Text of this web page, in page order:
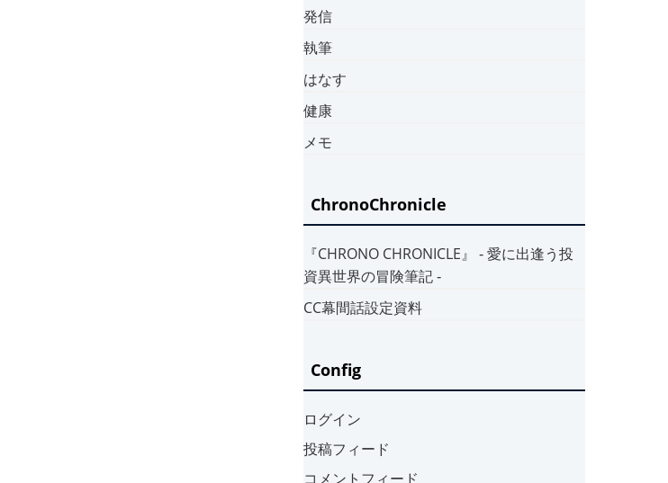
発信
執筆
はなす
健康
メモ
ChronoChronicle
『CHRONO CHRONICLE』 ‐ 愛に出逢う投
資異世界の冒険筆記 ‐
CC幕間話設定資料
Config
ログイン
投稿フィード
コメントフィード